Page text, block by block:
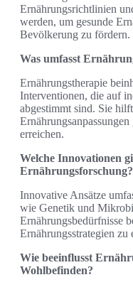
Ernährungsrichtlinien
werden, um gesunde
Bevölkerung zu fördern.
Was umfasst
Ernährungstherapie
Interventionen, die auf
abgestimmt sind. Sie
erreichen.
Welche Innovationen
Ernährungsforschung?
Innovative Ansätze
wie Genetik und
Ernährungsbedürfnisse
Ernährungsstrategien zu
Wie beeinflusst
Wohlbefinden?